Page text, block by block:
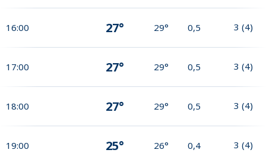
16:00 27° 29° 0,5 3 (4)
17:00 27° 29° 0,5 3 (4)
18:00 27° 29° 0,5 3 (4)
19:00 25° 26° 0,4 3 (4)